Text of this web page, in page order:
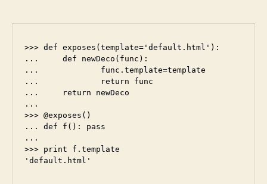
>>> def exposes(template='default.html'):
...	def newDeco(func):
...		func.template=template
...		return func
...	return newDeco
...
>>> @exposes()
... def f(): pass
...
>>> print f.template